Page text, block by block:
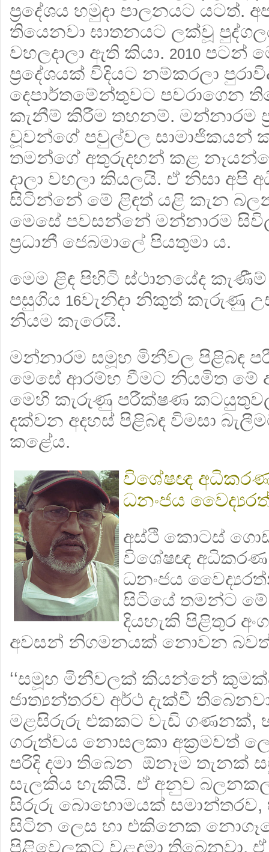
ප‍්‍රදේශය හමුදා පාලනයට යටත්.
තියෙනවා ඝාතනයට ලක්වූ
වහලදාලා ඇති කියා. 2010 පටන්
ප‍්‍රදේශයක් විදියට නම්කරලා
දෙපාර්තමේන්තුවට පවරාගෙන
කැනීම් කිරීම තහනම්. මන්නාරම
වූවන්ගේ පවුල්වල සාමාජිකයන්
තමන්ගේ අතුරුදහන් කළ
දාලා වහලා කියලයි. ඒ නිසා අපි
සිටින්නේ මේ ළිඳත් යළි කැන
මෙසේ පවසන්නේ මන්නාරම
ප‍්‍රධානී ජෙබමාලේ පියතුමා ය.
මෙම ළිඳ පිහිටි ස්ථානයේද
පසුගිය 16වැනිදා නිකුත් කැරුණු
නියම කැරෙයි.
මන්නාරම සමූහ මිනීවල පිළිබඳ
මෙසේ ආරම්භ වීමට නියමිත මේ
මෙහි කැරුණු පරීක්ෂණ
දක්වන අදහස් පිළිබඳ විමසා
කළේය.
විශේෂඥ
ධනංජය
අස්ථි කොටස්
විශේෂඥ අධිකරණ
ධනංජය
සිටියේ තමන්ට
දියහැකි පිළිතුර
අවසන් නිගමනයක් නොවන
‘‘සමූහ මිනීවලක් කියන්නේ
ජාත්‍යන්තරව අර්ථ දැක්වී
මළසිරුරු එකකට වැඩි ගණනක්,
ගරුත්වය නොසලකා අක‍්‍රමවත්
පරිදි දමා තිබෙන ඕනෑම තැනක්
සැලකිය හැකියි. ඒ අනුව
සිරුරු බොහොමයක් සමාන්තරව,
සිටින ලෙස හා එකිනෙක
පිළිවෙලකට වළදමා තිබෙනවා.